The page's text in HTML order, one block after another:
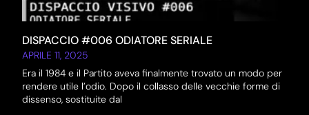
DISPACCIO #006 ODIATORE SERIALE
APRILE 11, 2025
Era il 1984 e il Partito aveva finalmente trovato un modo per
rendere utile l’odio. Dopo il collasso delle vecchie forme di
dissenso, sostituite dal